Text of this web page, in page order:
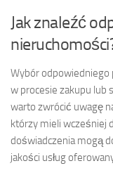
Jak znaleźć
Wybór odpowiedniego
w procesie zakupu lub
warto zwrócić uwagę
którzy mieli wcześniej
doświadczenia mogą
jakości usług